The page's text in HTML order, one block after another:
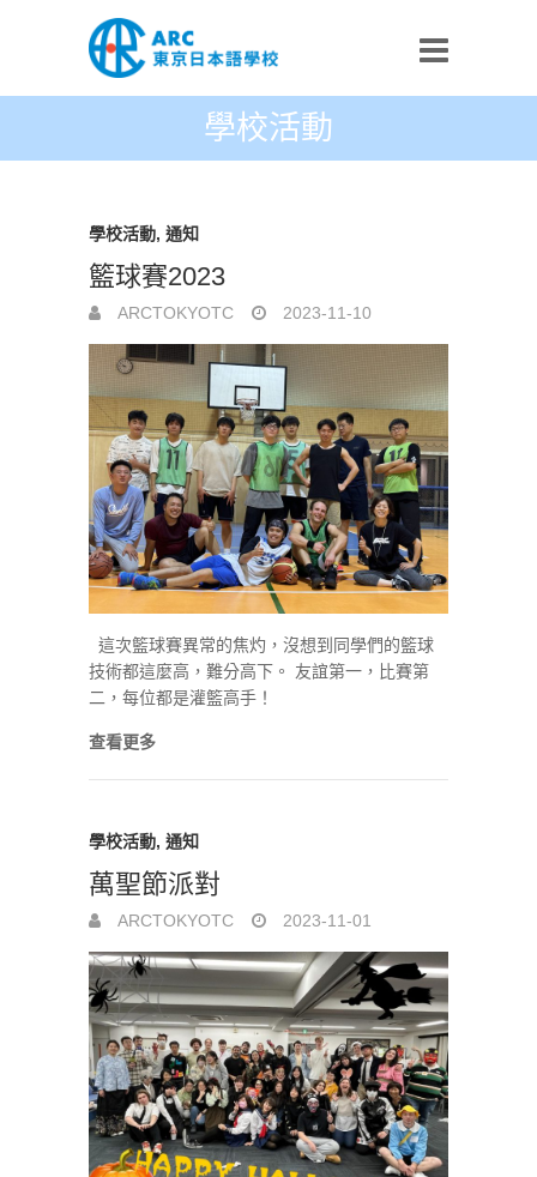
學校活動
學校活動, 通知
籃球賽2023
ARCTOKYOTC 2023-11-10
這次籃球賽異常的焦灼，沒想到同學們的籃球
技術都這麼高，難分高下。 友誼第一，比賽第
二，每位都是灌籃高手！
查看更多
學校活動, 通知
萬聖節派對
ARCTOKYOTC 2023-11-01